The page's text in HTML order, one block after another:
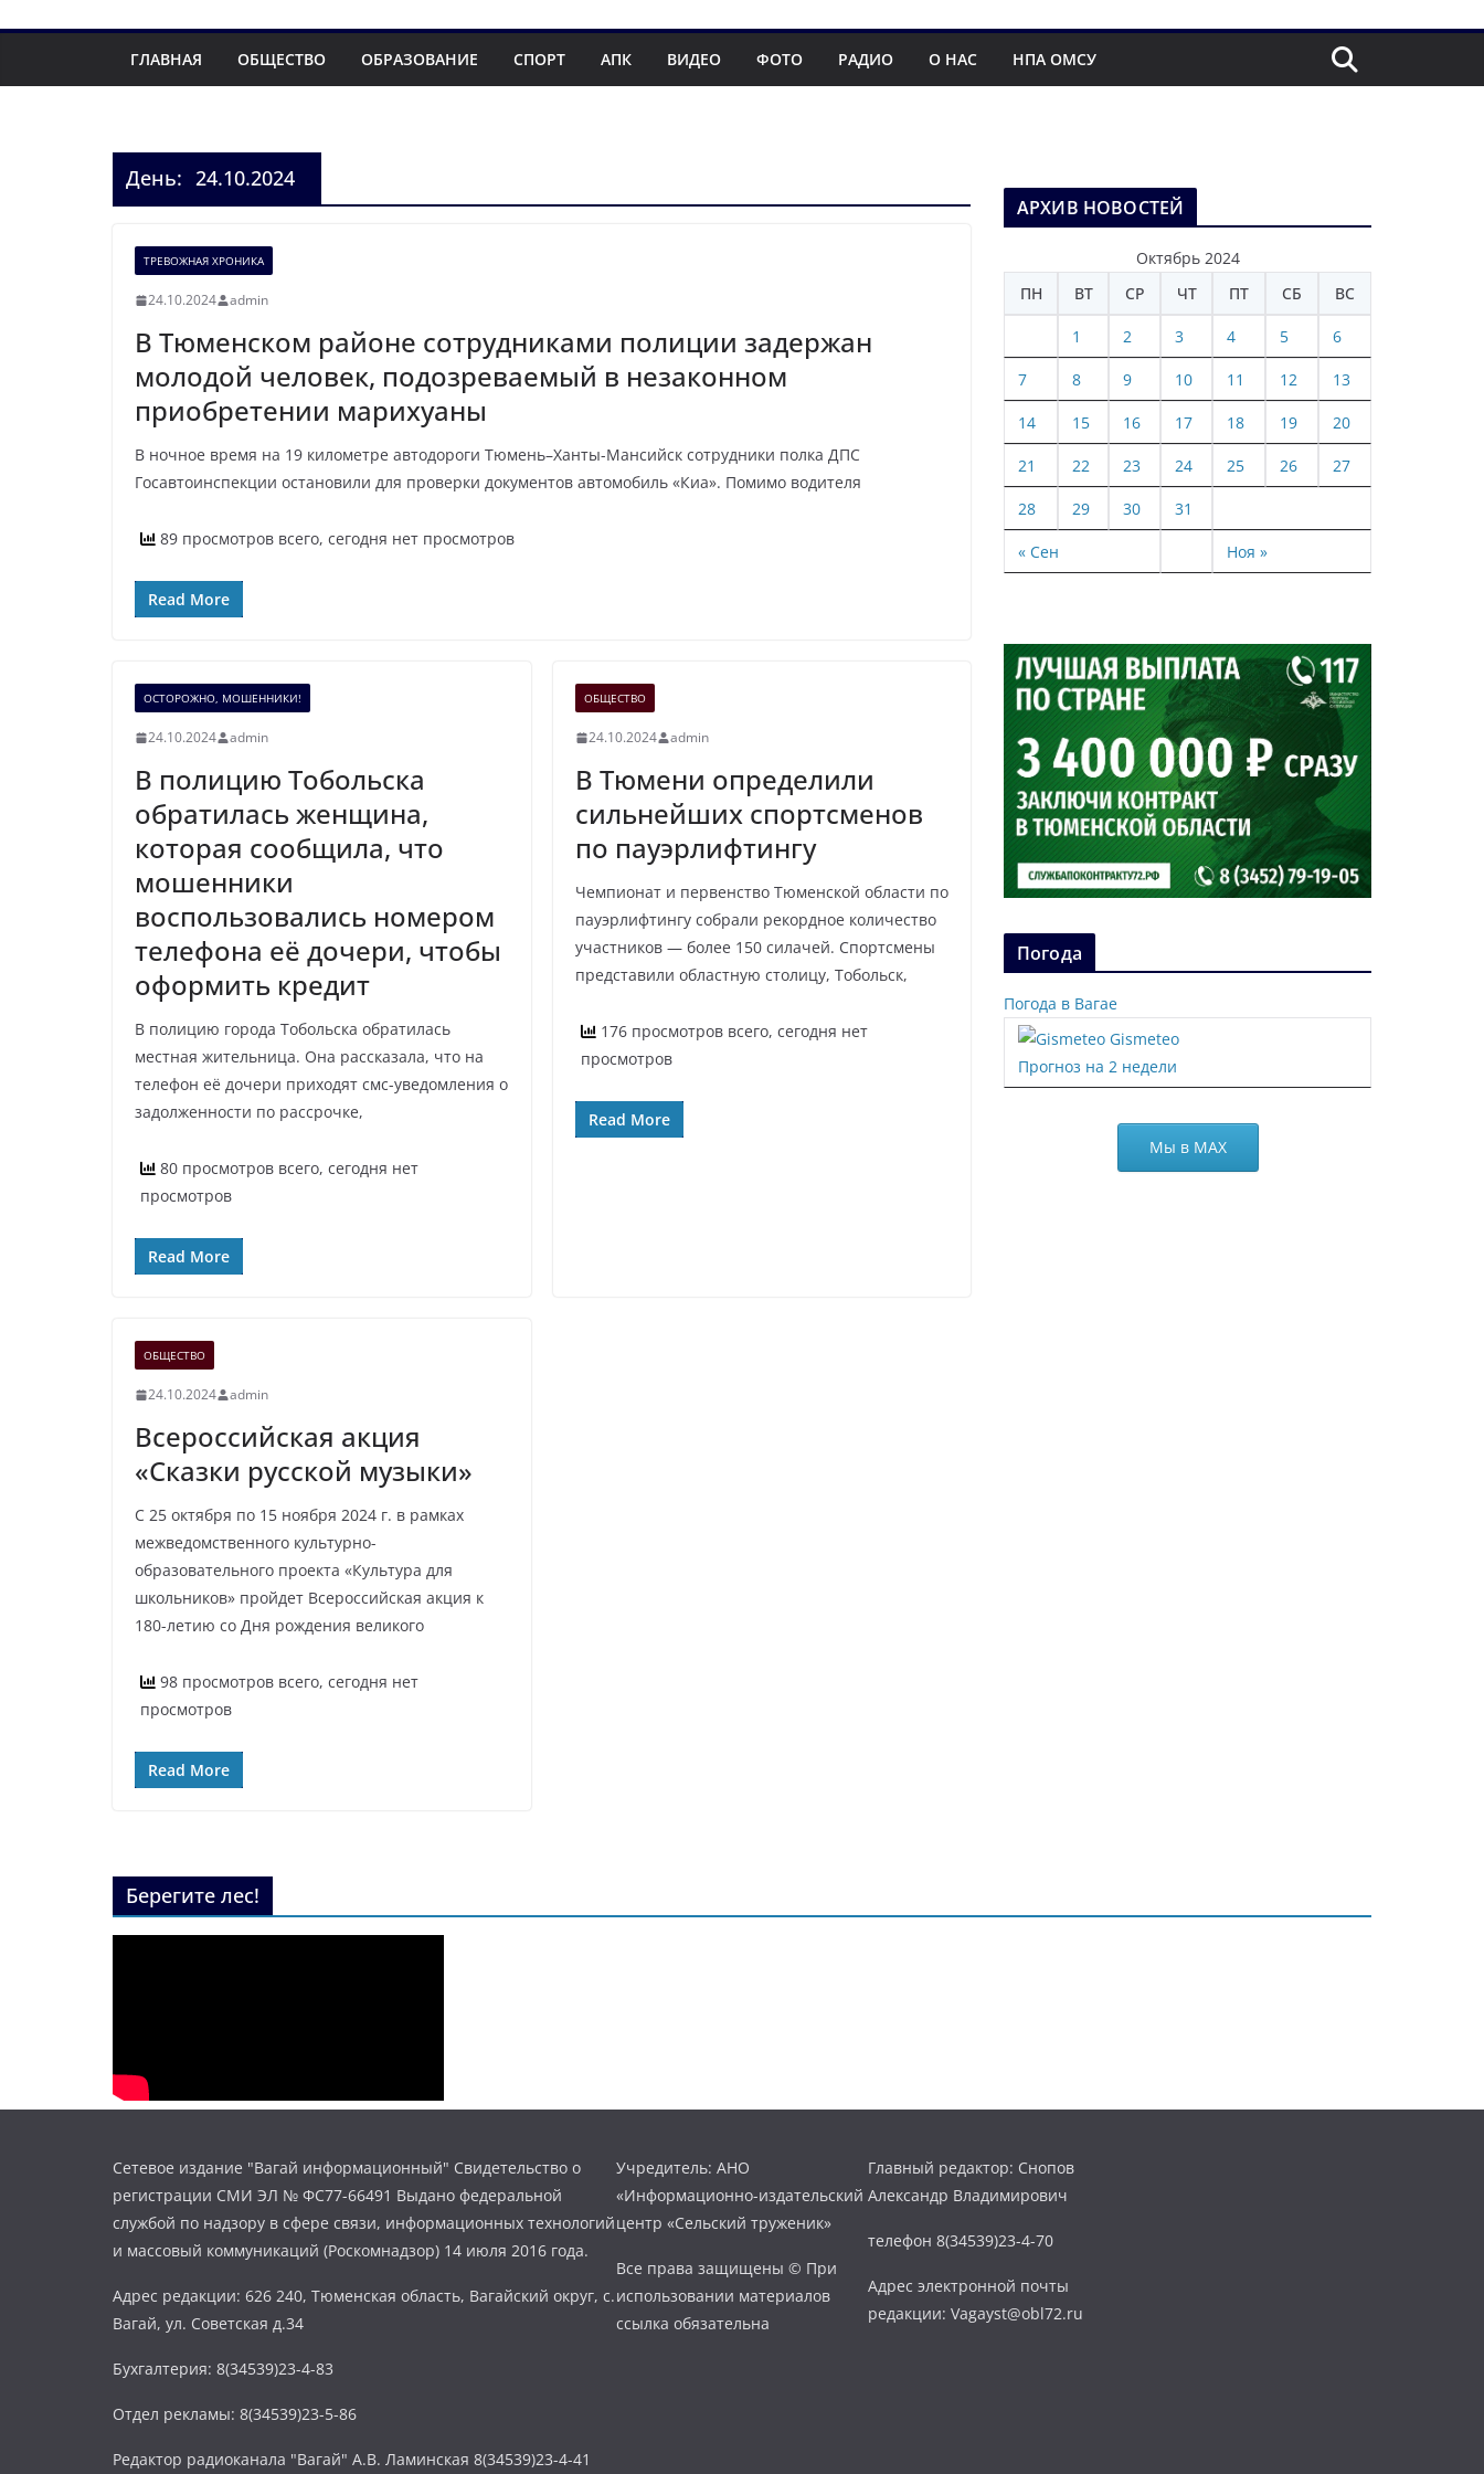
ГЛАВНАЯ ОБЩЕСТВО ОБРАЗОВАНИЕ СПОРТ АПК ВИДЕО ФОТО РАДИО О НАС НПА ОМСУ
День: 24.10.2024
ТРЕВОЖНАЯ ХРОНИКА
24.10.2024 admin
В Тюменском районе сотрудниками полиции задержан
молодой человек, подозреваемый в незаконном
приобретении марихуаны
В ночное время на 19 километре автодороги Тюмень–Ханты-Мансийск сотрудники полка ДПС
Госавтоинспекции остановили для проверки документов автомобиль «Киа». Помимо водителя
89 просмотров всего, сегодня нет просмотров
Read More
ОСТОРОЖНО, МОШЕННИКИ!
24.10.2024 admin
В полицию Тобольска
обратилась женщина,
которая сообщила, что
мошенники
воспользовались номером
телефона её дочери, чтобы
оформить кредит
В полицию города Тобольска обратилась
местная жительница. Она рассказала, что на
телефон её дочери приходят смс-уведомления о
задолженности по рассрочке,
80 просмотров всего, сегодня нет
просмотров
Read More
ОБЩЕСТВО
24.10.2024 admin
В Тюмени определили
сильнейших спортсменов
по пауэрлифтингу
Чемпионат и первенство Тюменской области по
пауэрлифтингу собрали рекордное количество
участников — более 150 силачей. Спортсмены
представили областную столицу, Тобольск,
176 просмотров всего, сегодня нет
просмотров
Read More
ОБЩЕСТВО
24.10.2024 admin
Всероссийская акция
«Сказки русской музыки»
С 25 октября по 15 ноября 2024 г. в рамках
межведомственного культурно-
образовательного проекта «Культура для
школьников» пройдет Всероссийская акция к
180-летию со Дня рождения великого
98 просмотров всего, сегодня нет
просмотров
Read More
АРХИВ НОВОСТЕЙ
Октябрь 2024
ПН
ВТ СР ЧТ ПТ СБ ВС
« Сен Ноя »
1 2 3 4 5 6
7 8 9 10 11 12 13
14 15 16 17 18 19 20
21 22 23 24 25 26 27
28 29 30 31
Погода
Погода в Вагае
Gismeteo
Прогноз на 2 недели
Мы в МАХ
Берегите лес!
Сетевое издание "Вагай информационный" Свидетельство о
регистрации СМИ ЭЛ № ФС77-66491 Выдано федеральной
службой по надзору в сфере связи, информационных технологий
и массовый коммуникаций (Роскомнадзор) 14 июля 2016 года.
Адрес редакции: 626 240, Тюменская область, Вагайский округ, с.
Вагай, ул. Советская д.34
Бухгалтерия: 8(34539)23-4-83
Отдел рекламы: 8(34539)23-5-86
Редактор радиоканала "Вагай" А.В. Ламинская 8(34539)23-4-41
Учредитель: АНО
«Информационно-издательский
центр «Сельский труженик»
Все права защищены © При
использовании материалов
ссылка обязательна
Главный редактор: Снопов
Александр Владимирович
телефон 8(34539)23-4-70
Адрес электронной почты
редакции: Vagayst@obl72.ru